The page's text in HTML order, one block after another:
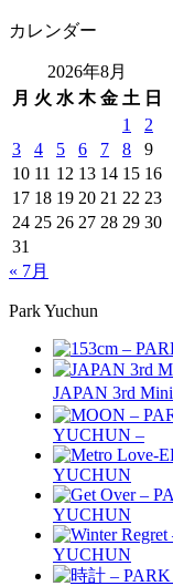
カレンダー
2026年8月
月 火 水 木 金 土 日
1
2
3
4 5 6 7 8
9
10 11 12 13 14 15 16
17 18 19 20 21 22 23
24 25 26 27 28 29 30
31
« 7月
Park Yuchun
JAPAN 3rd
YUCHUN –
YUCHUN
YUCHUN
YUCHUN